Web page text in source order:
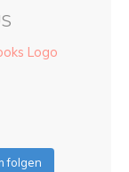
folgen